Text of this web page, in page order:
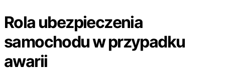
Rola ubezpieczenia
samochodu w przypadku
awarii